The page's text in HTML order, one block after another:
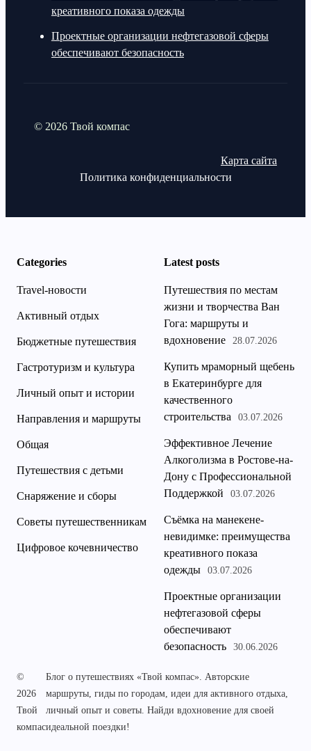
креативного показа одежды
Проектные организации нефтегазовой сферы
обеспечивают безопасность
© 2026 Твой компас
Карта сайта
Политика конфиденциальности
Categories
Travel-новости
Активный отдых
Бюджетные путешествия
Гастротуризм и культура
Личный опыт и истории
Направления и маршруты
Общая
Путешествия с детьми
Снаряжение и сборы
Советы путешественникам
Цифровое кочевничество
Latest posts
Путешествия по местам
жизни и творчества Ван
Гога: маршруты и
вдохновение
28.07.2026
Купить мраморный щебень
в Екатеринбурге для
качественного
строительства
03.07.2026
Эффективное Лечение
Алкоголизма в Ростове-на-
Дону с Профессиональной
Поддержкой
03.07.2026
Съёмка на манекене-
невидимке: преимущества
креативного показа
одежды
03.07.2026
Проектные организации
нефтегазовой сферы
обеспечивают
безопасность
30.06.2026
©
2026
Твой
компас
Блог о путешествиях «Твой компас». Авторские
маршруты, гиды по городам, идеи для активного отдыха,
личный опыт и советы. Найди вдохновение для своей
идеальной поездки!